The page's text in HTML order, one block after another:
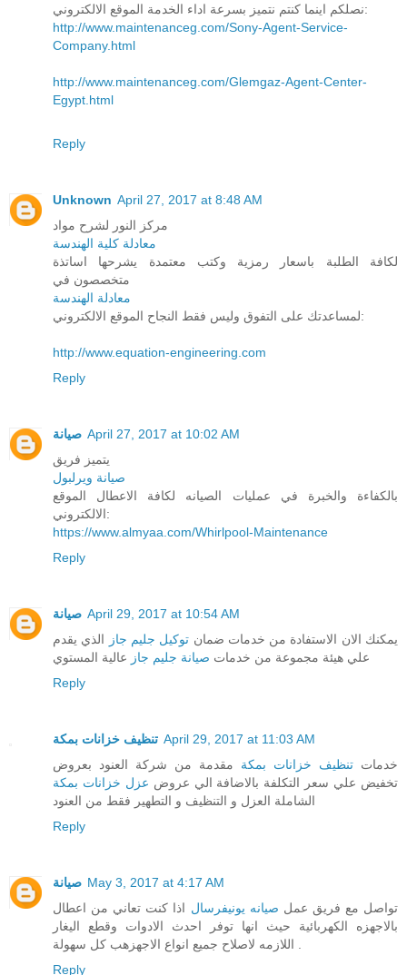
نصلكم اينما كنتم نتميز بسرعة اداء الخدمة الموقع الالكتروني:
http://www.maintenanceg.com/Sony-Agent-Service-
Company.html
http://www.maintenanceg.com/Glemgaz-Agent-Center-
Egypt.html
Reply
Unknown April 27, 2017 at 8:48 AM
مركز النور لشرح مواد
معادلة كلية الهندسة
لكافة الطلبة باسعار رمزية وكتب معتمدة يشرحها اساتذة
متخصصون في
معادلة الهندسة
لمساعدتك على التفوق وليس فقط النجاح الموقع الالكتروني:
http://www.equation-engineering.com
Reply
صيانة April 27, 2017 at 10:02 AM
يتميز فريق
صيانة ويرلبول
بالكفاءة والخبرة في عمليات الصيانه لكافة الاعطال الموقع
الالكتروني:
https://www.almyaa.com/Whirlpool-Maintenance
Reply
صيانة April 29, 2017 at 10:54 AM
يمكنك الان الاستفادة من خدمات ضمان توكيل جليم جاز
الذي يقدم
علي هيئة مجموعة من خدمات صيانة جليم جاز عالية المستوي
Reply
تنظيف خزانات بمكة April 29, 2017 at 11:03 AM
خدمات تنظيف خزانات بمكة مقدمة من شركة العنود بعروض
تخفيض علي سعر التكلفة بالاضافة الي عروض عزل خزانات بمكة
الشاملة العزل و التنظيف و التطهير فقط من العنود
Reply
صيانة May 3, 2017 at 4:17 AM
تواصل مع فريق عمل صيانه يونيفرسال اذا كنت تعاني من اعطال
بالاجهزه الكهربائية حيث انها توفر احدث الادوات وقطع اليغار
Reply